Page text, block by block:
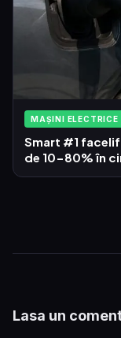
MAȘINI ELECTRICE
Smart #1
de 10-80% în
Lasa un